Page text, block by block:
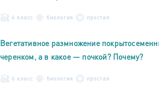
6 класс биология простая
Вегетативное размножение
черенком, а в какое — почкой? Почему?
6 класс биология простая